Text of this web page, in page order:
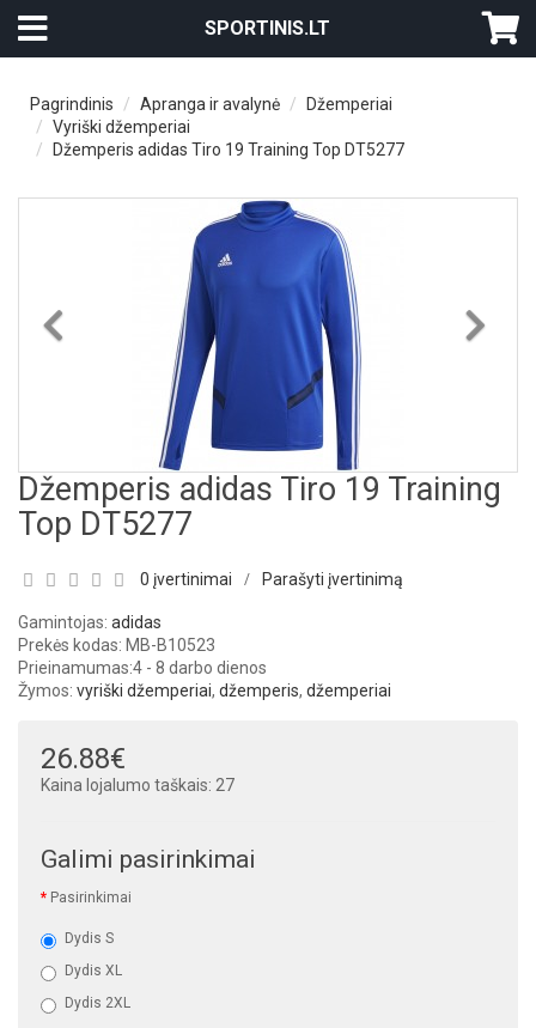
SPORTINIS.LT
Pagrindinis Apranga ir avalynė
Džemperiai
Vyriški džemperiai
Džemperis adidas Tiro 19 Training Top DT5277
Džemperis adidas Tiro 19 Training
Top DT5277
0 įvertinimai / Parašyti įvertinimą
Gamintojas: adidas
Prekės kodas: MB-B10523
Prieinamumas:4 - 8 darbo dienos
Žymos: vyriški džemperiai, džemperis, džemperiai
26.88€
Kaina lojalumo taškais: 27
Galimi pasirinkimai
Pasirinkimai
Dydis S
Dydis XL
Dydis 2XL